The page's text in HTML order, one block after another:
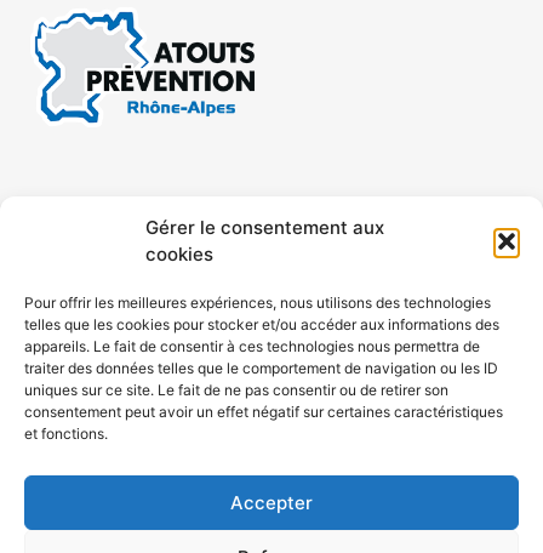
Gérer le consentement aux
cookies
Pour offrir les meilleures expériences, nous utilisons des technologies
telles que les cookies pour stocker et/ou accéder aux informations des
appareils. Le fait de consentir à ces technologies nous permettra de
traiter des données telles que le comportement de navigation ou les ID
uniques sur ce site. Le fait de ne pas consentir ou de retirer son
consentement peut avoir un effet négatif sur certaines caractéristiques
et fonctions.
Accepter
CONTACT MENTIONS LÉGALES
ACCESSIBILITÉ
POLITIQUE DE COOKIES (UE)